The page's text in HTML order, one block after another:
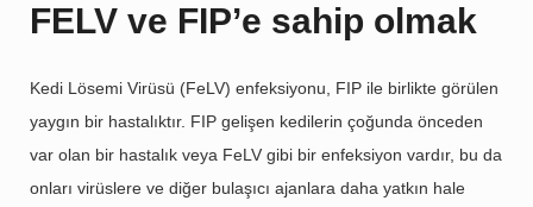
FELV ve FIP’e sahip olmak
Kedi Lösemi Virüsü (FeLV) enfeksiyonu, FIP ile birlikte görülen
yaygın bir hastalıktır. FIP gelişen kedilerin çoğunda önceden
var olan bir hastalık veya FeLV gibi bir enfeksiyon vardır, bu da
onları virüslere ve diğer bulaşıcı ajanlara daha yatkın hale